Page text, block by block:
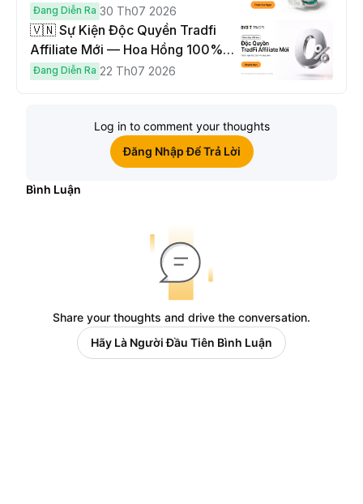
USDT
Đang Diễn Ra 30 Th07 2026
🇻🇳 Sự Kiện Độc Quyền Tradfi
Affiliate Mới — Hoa Hồng 100% &
Hoàn Phí Qua Đêm
Đang Diễn Ra 22 Th07 2026
Log in to comment your thoughts
Đăng Nhập Để Trả Lời
Bình Luận
Share your thoughts and drive the conversation.
Hãy Là Người Đầu Tiên Bình Luận